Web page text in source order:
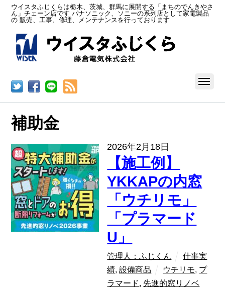
ウイスタふじくらは栃木、茨城、群馬に展開する「まちのでんきやさ
ん」チェーン店です パナソニック、ソニーの系列店として家電製品
の 販売、工事、修理、メンテナンスを行っております
補助金
2026年2月18日
【施工例】
YKKAPの内窓
「ウチリモ」
「プラマード
U」
管理人：ふじくん
仕事実
績,設備商品 ウチリモ, プ
ラマード, 先進的窓リノベ